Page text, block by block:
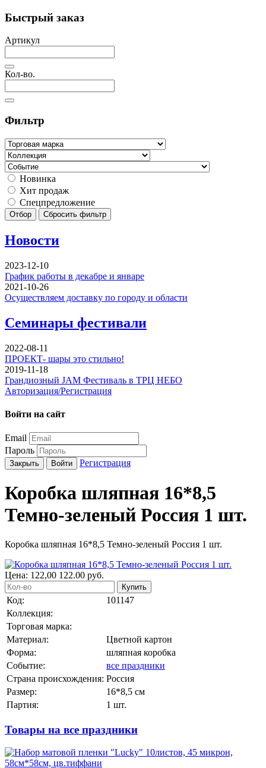
Быстрый заказ
Артикул
Кол-во.
Фильтр
Новинка
Хит продаж
Спецпредложение
Отбор Сбросить фильтр
Новости
2023-12-10
График работы в декабре и январе
2021-10-26
Осуществляем доставку по городу и области
Семинары фестивали
2022-08-11
ПРОЕКТ- шары это стильно!
2019-11-18
Грандиозный JAM Фестиваль в ТРЦ НЕБО
Авторизация/Регистрация
Войти на сайт
Email
Пароль
Закрыть Войти Регистрация
Коробка шляпная 16*8,5
Темно-зеленый Россия 1 шт.
Коробка шляпная 16*8,5 Темно-зеленый Россия 1 шт.
Цена: 122,00 122.00 руб.
Купить
Код:
101147
Коллекция:
Торговая марка:
Материал:
Цветной картон
Форма:
шляпная коробка
Событие:
все праздники
Страна происхождения: Россия
Размер:
16*8,5 см
Партия:
1 шт.
Товары на все праздники